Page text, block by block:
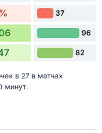
37
96
82
в 27 в матчах
минут.